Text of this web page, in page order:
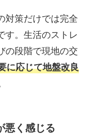
対策だけでは完全
す。生活のストレ
の段階で現地の交
に応じて地盤改良
悪く感じる